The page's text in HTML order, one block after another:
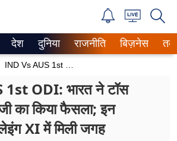
News
देश दुनिया राजनीति बिज़नेस
ODI: भारत ने टॉस
का किया फैसला; इन
XI में मिली जगह